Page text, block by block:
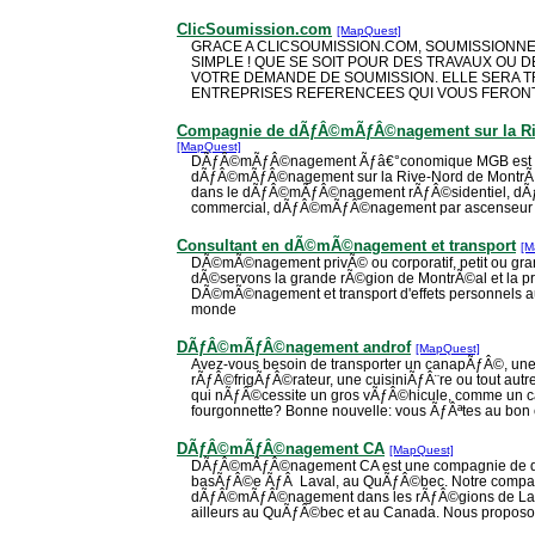
ClicSoumission.com [MapQuest]
GRACE A CLICSOUMISSION.COM,
SIMPLE ! QUE SE SOIT POUR DES TRAVAUX OU
VOTRE DEMANDE DE SOUMISSION. ELLE SERA
ENTREPRISES REFERENCEES QUI VOUS
Compagnie de dÃƒÂ©mÃƒÂ©nagement sur la
[MapQuest]
DÃƒÂ©mÃƒÂ©nagement Ãƒâ€°conomique MGB
dÃƒÂ©mÃƒÂ©nagement sur la Rive-Nord de
dans le dÃƒÂ©mÃƒÂ©nagement rÃƒÂ©sidentiel,
commercial, dÃƒÂ©mÃƒÂ©nagement par
Consultant en dÃ©mÃ©nagement et transport
DÃ©mÃ©nagement privÃ© ou corporatif, petit ou
dÃ©servons la grande rÃ©gion de MontrÃ©al et la
DÃ©mÃ©nagement et transport d'effets personnels
monde
DÃƒÂ©mÃƒÂ©nagement androf [MapQuest]
Avez-vous besoin de transporter un canapÃƒÂ©,
rÃƒÂ©frigÃƒÂ©rateur, une cuisiniÃƒÂ¨re ou tout
qui nÃƒÂ©cessite un gros vÃƒÂ©hicule, comme un
fourgonnette? Bonne nouvelle: vous ÃƒÂªtes au bon
DÃƒÂ©mÃƒÂ©nagement CA [MapQuest]
DÃƒÂ©mÃƒÂ©nagement CA est une compagnie
basÃƒÂ©e ÃƒÂ Laval, au QuÃƒÂ©bec. Notre
dÃƒÂ©mÃƒÂ©nagement dans les rÃƒÂ©gions de
ailleurs au QuÃƒÂ©bec et au Canada. Nous